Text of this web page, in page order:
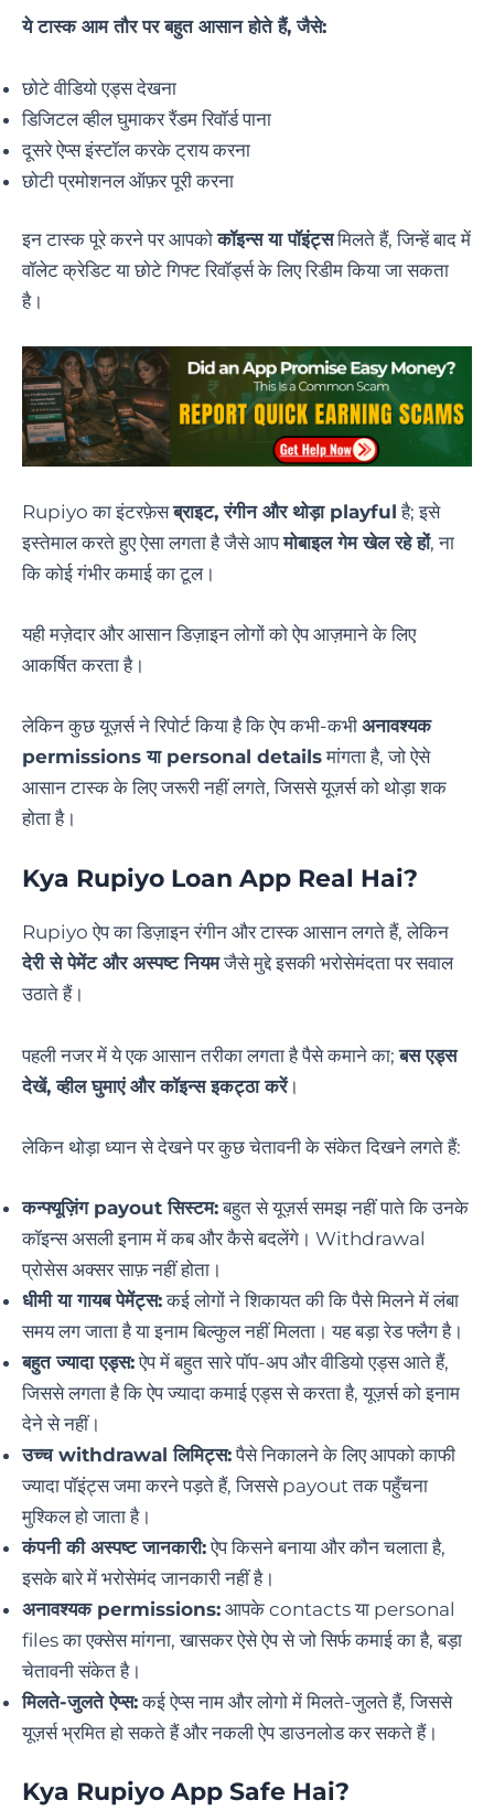
ये टास्क आम तौर पर बहुत आसान होते हैं, जैसे:
छोटे वीडियो एड्स देखना
डिजिटल व्हील घुमाकर रैंडम रिवॉर्ड पाना
दूसरे ऐप्स इंस्टॉल करके ट्राय करना
छोटी प्रमोशनल ऑफ़र पूरी करना
इन टास्क पूरे करने पर आपकोकॉइन्स या पॉइंट्समिलते हैं, जिन्हें बाद में
वॉलेट क्रेडिट या छोटे गिफ्ट रिवॉर्ड्स के लिए रिडीम किया जा सकता
है।
Rupiyo का इंटरफ़ेसब्राइट, रंगीन और थोड़ा playful है; इसे
इस्तेमाल करते हुए ऐसा लगता है जैसे आपमोबाइल गेम खेल रहे हों, ना
कि कोई गंभीर कमाई का टूल।
यही मज़ेदार और आसान डिज़ाइन लोगों को ऐप आज़माने के लिए
आकर्षित करता है।
लेकिन कुछ यूज़र्स ने रिपोर्ट किया है कि ऐप कभी-कभी अनावश्यक
permissions या personal detailsमांगता है, जो ऐसे
आसान टास्क के लिए जरूरी नहीं लगते, जिससे यूज़र्स को थोड़ा शक
होता है।
Kya Rupiyo Loan App Real Hai?
Rupiyo ऐप का डिज़ाइन रंगीन और टास्क आसान लगते हैं, लेकिन
देरी से पेमेंट और अस्पष्ट नियमजैसे मुद्दे इसकी भरोसेमंदता पर सवाल
उठाते हैं।
पहली नजर में ये एक आसान तरीका लगता है पैसे कमाने का;बस एड्स
देखें, व्हील घुमाएं और कॉइन्स इकट्ठा करें।
लेकिन थोड़ा ध्यान से देखने पर कुछ चेतावनी के संकेत दिखने लगते हैं:
कन्फ्यूज़िंग payout सिस्टम:बहुत से यूज़र्स समझ नहीं पाते कि उनके
कॉइन्स असली इनाम में कब और कैसे बदलेंगे। Withdrawal
प्रोसेस अक्सर साफ़ नहीं होता।
धीमी या गायब पेमेंट्स:कई लोगों ने शिकायत की कि पैसे मिलने में लंबा
समय लग जाता है या इनाम बिल्कुल नहीं मिलता। यह बड़ा रेड फ्लैग है।
बहुत ज्यादा एड्स:ऐप में बहुत सारे पॉप-अप और वीडियो एड्स आते हैं,
जिससे लगता है कि ऐप ज्यादा कमाई एड्स से करता है, यूज़र्स को इनाम
देने से नहीं।
उच्च withdrawal लिमिट्स:पैसे निकालने के लिए आपको काफी
ज्यादा पॉइंट्स जमा करने पड़ते हैं, जिससे payout तक पहुँचना
मुश्किल हो जाता है।
कंपनी की अस्पष्ट जानकारी:ऐप किसने बनाया और कौन चलाता है,
इसके बारे में भरोसेमंद जानकारी नहीं है।
अनावश्यक permissions: आपके contacts या personal
files का एक्सेस मांगना, खासकर ऐसे ऐप से जो सिर्फ कमाई का है, बड़ा
चेतावनी संकेत है।
मिलते-जुलते ऐप्स:कई ऐप्स नाम और लोगो में मिलते-जुलते हैं, जिससे
यूज़र्स भ्रमित हो सकते हैं और नकली ऐप डाउनलोड कर सकते हैं।
Kya Rupiyo App Safe Hai?